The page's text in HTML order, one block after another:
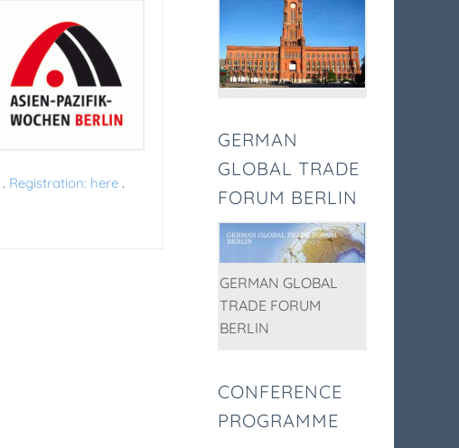
. Registration: here .
GERMAN
GLOBAL TRADE
FORUM BERLIN
GERMAN GLOBAL
TRADE FORUM
BERLIN
CONFERENCE
PROGRAMME